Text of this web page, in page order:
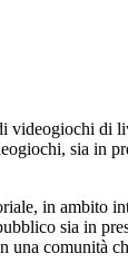
di
sia in
ambito
sia in
una comunità